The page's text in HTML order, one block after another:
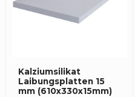
Kalziumsilikat
Laibungsplatten 15
mm (610x330x15mm)